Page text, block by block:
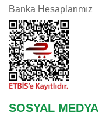
Banka Hesaplarımız
SOSYAL MEDYA